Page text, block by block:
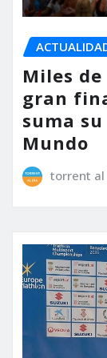
Miles
gran
suma
Mundo
torrent al